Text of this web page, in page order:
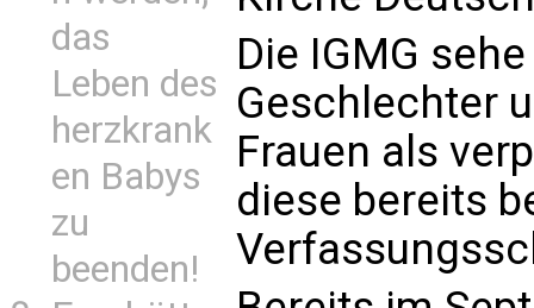
das
Leben des
herzkrank
en Babys
zu
beenden!
Die IGMG
Geschlechter
Frauen als
diese bereits